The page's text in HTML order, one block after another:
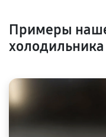
Примеры
холодильника